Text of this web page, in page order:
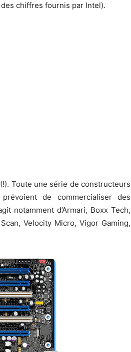
chiffres fournis par Intel).
Toute une série de constructeurs
de commercialiser des
notamment d’Armari, Boxx Tech,
Velocity Micro, Vigor Gaming,